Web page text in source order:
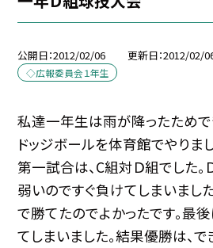
公開日 2012/02/06 更新日 2012/02/
◇広報委員会１年生
私達一年生は雨が降ったため
ドッジボールを体育館でやりまし
第一試合は、C組対Ｄ組でした。
弱いのですぐ負けてしまいまし
で勝てたのでよかったです。最
てしまいました。結果優勝は、